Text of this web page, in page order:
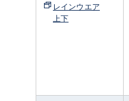
レインウエア
上下